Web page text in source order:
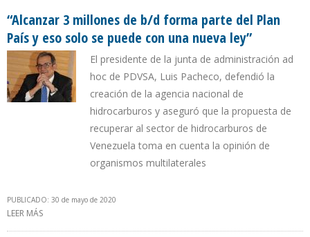
“Alcanzar 3 millones de b/d forma parte del Plan
País y eso solo se puede con una nueva ley”
El presidente de la junta de administración ad
hoc de PDVSA, Luis Pacheco, defendió la
creación de la agencia nacional de
hidrocarburos y aseguró que la propuesta de
recuperar al sector de hidrocarburos de
Venezuela toma en cuenta la opinión de
organismos multilaterales
PUBLICADO: 30 de mayo de 2020
LEER MÁS